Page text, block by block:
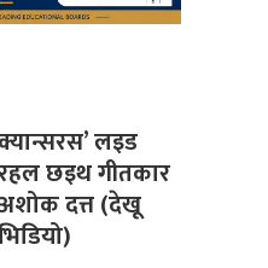
लइड
छइथ गीतकार
दत्त (देखू